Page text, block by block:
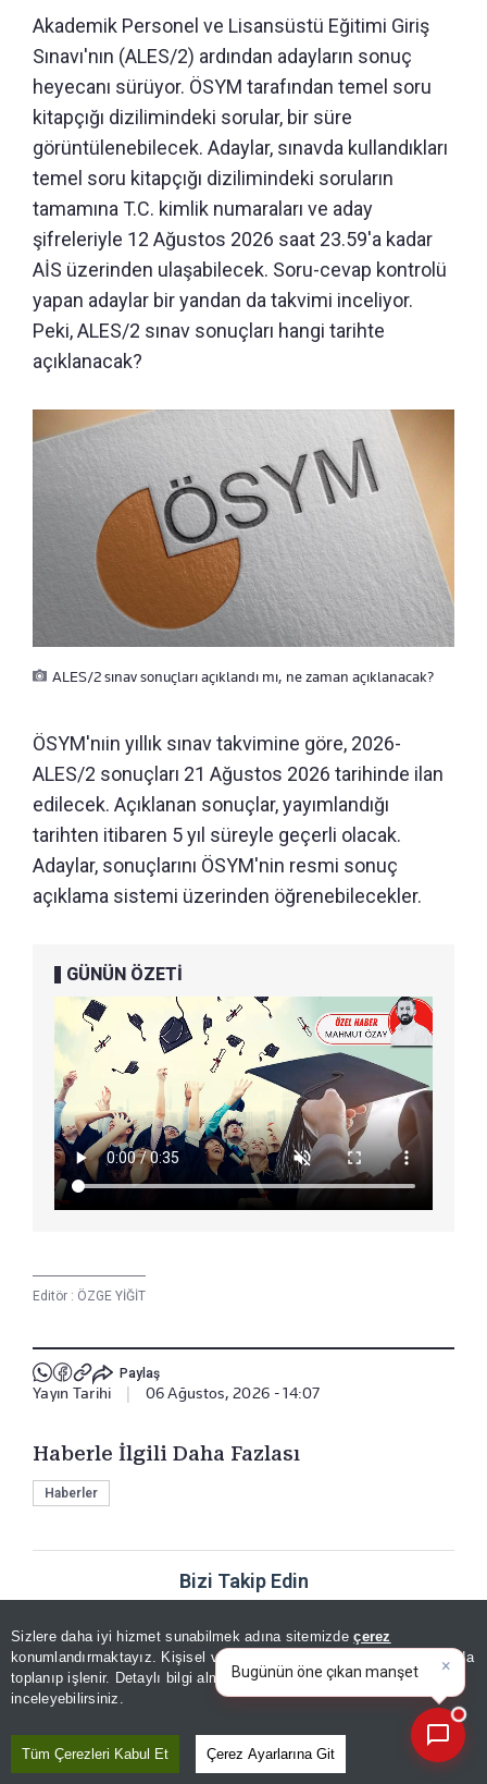
Sizlere daha iyi hizmet sunabilmek adına sitemizdeçerez
konumlandırmaktayız. Kişisel verileriniz, KVKK ve GDPR kapsamında
toplanıp işlenir. Detaylı bilgi almak içinAydınlatma Metnimizi
inceleyebilirsiniz.
Tüm Çerezleri Kabul Et Çerez Ayarlarına Git
Akademik Personel ve Lisansüstü Eğitimi Giriş
Sınavı'nın (ALES/2) ardından adayların sonuç
heyecanı sürüyor. ÖSYM tarafından temel soru
kitapçığı dizilimindeki sorular, bir süre
görüntülenebilecek. Adaylar, sınavda kullandıkları
temel soru kitapçığı dizilimindeki soruların
tamamına T.C. kimlik numaraları ve aday
şifreleriyle 12 Ağustos 2026 saat 23.59'a kadar
AİS üzerinden ulaşabilecek. Soru-cevap kontrolü
yapan adaylar bir yandan da takvimi inceliyor.
Peki, ALES/2 sınav sonuçları hangi tarihte
açıklanacak?
ALES/2 sınav sonuçları açıklandı mı, ne zaman açıklanacak?
ÖSYM'nıin yıllık sınav takvimine göre, 2026-
ALES/2 sonuçları 21 Ağustos 2026 tarihinde ilan
edilecek. Açıklanan sonuçlar, yayımlandığı
tarihten itibaren 5 yıl süreyle geçerli olacak.
Adaylar, sonuçlarını ÖSYM'nin resmi sonuç
açıklama sistemi üzerinden öğrenebilecekler.
GÜNÜN ÖZETİ
Editör : ÖZGE YİĞİT
Paylaş
Yayın Tarihi 06 Ağustos, 2026 - 14:07
Haberle İlgili Daha Fazlası
Haberler
Bizi Takip Edin
YORUMLAR
×
Bugünün öne çıkan manşetleri
ve gelişmeleri neler?|